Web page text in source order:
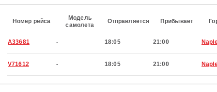
Номер рейса
Модель
самолета
Отправляется Прибывает
A33681 - 18:05 21:00
V71612 - 18:05 21:00